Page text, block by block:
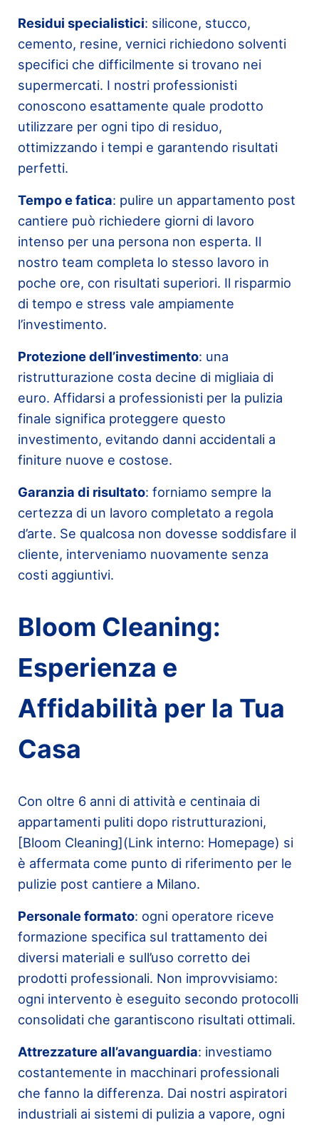
Residui specialistici: silicone, stucco,
cemento, resine, vernici richiedono solventi
specifici che difficilmente si trovano nei
supermercati. I nostri professionisti
conoscono esattamente quale prodotto
utilizzare per ogni tipo di residuo,
ottimizzando i tempi e garantendo risultati
perfetti.
Tempo e fatica: pulire un appartamento post
cantiere può richiedere giorni di lavoro
intenso per una persona non esperta. Il
nostro team completa lo stesso lavoro in
poche ore, con risultati superiori. Il risparmio
di tempo e stress vale ampiamente
l’investimento.
Protezione dell’investimento: una
ristrutturazione costa decine di migliaia di
euro. Affidarsi a professionisti per la pulizia
finale significa proteggere questo
investimento, evitando danni accidentali a
finiture nuove e costose.
Garanzia di risultato: forniamo sempre la
certezza di un lavoro completato a regola
d’arte. Se qualcosa non dovesse soddisfare il
cliente, interveniamo nuovamente senza
costi aggiuntivi.
Bloom Cleaning:
Esperienza e
Affidabilità per la Tua
Casa
Con oltre 6 anni di attività e centinaia di
appartamenti puliti dopo ristrutturazioni,
[Bloom Cleaning](Link interno: Homepage) si
è affermata come punto di riferimento per le
pulizie post cantiere a Milano.
Personale formato: ogni operatore riceve
formazione specifica sul trattamento dei
diversi materiali e sull’uso corretto dei
prodotti professionali. Non improvvisiamo:
ogni intervento è eseguito secondo protocolli
consolidati che garantiscono risultati ottimali.
Attrezzature all’avanguardia: investiamo
costantemente in macchinari professionali
che fanno la differenza. Dai nostri aspiratori
industriali ai sistemi di pulizia a vapore, ogni